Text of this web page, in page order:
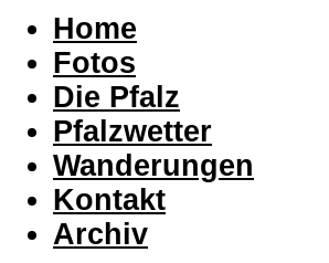
Home
Fotos
Die Pfalz
Pfalzwetter
Wanderungen
Kontakt
Archiv